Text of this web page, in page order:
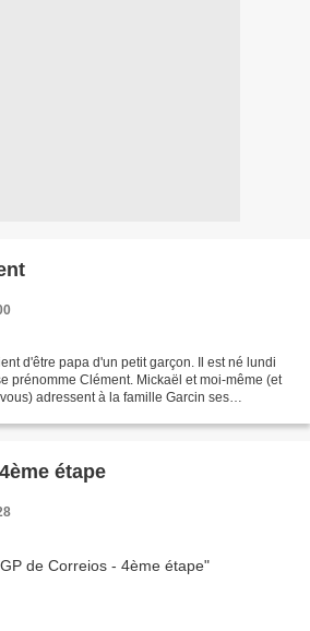
d'être papa d'un petit garçon. Il est né lundi
prénomme Clément. Mickaël et moi-même (et
adressent à la famille Garcin ses
étape